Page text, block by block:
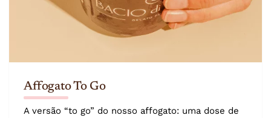
Affogato To Go
A versão “to go” do nosso affogato: uma dose de